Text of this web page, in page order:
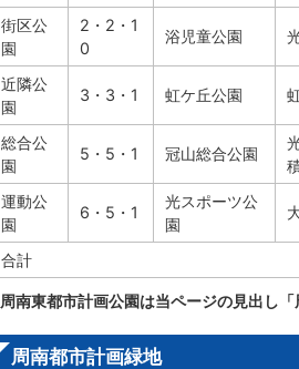
街区公
園
2・2・1
0
浴児童公園
近隣公
園
3・3・1 虹ケ丘公園
総合公
園
5・5・1 冠山総合公園
運動公
園
6・5・1
光スポーツ公
園
合計
周南東都市計画公園は当ページの見出し
周南都市計画緑地